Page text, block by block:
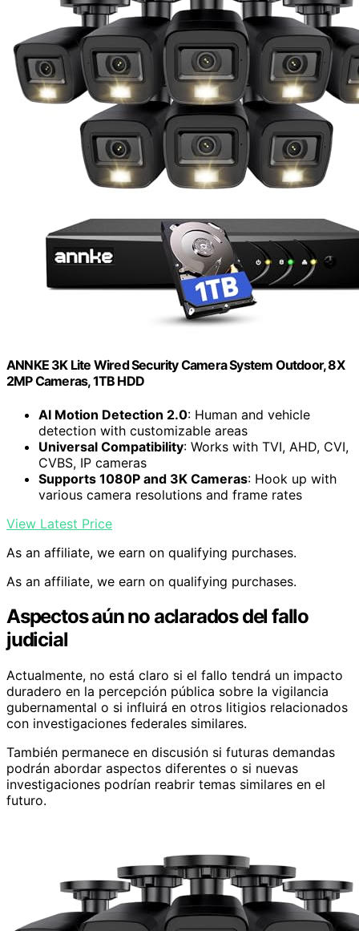
ANNKE 3K Lite Wired Security Camera System Outdoor, 8X
2MP Cameras, 1TB HDD
AI Motion Detection 2.0: Human and vehicle
detection with customizable areas
Universal Compatibility: Works with TVI, AHD, CVI,
CVBS, IP cameras
Supports 1080P and 3K Cameras: Hook up with
various camera resolutions and frame rates
View Latest Price
As an affiliate, we earn on qualifying purchases.
As an affiliate, we earn on qualifying purchases.
Aspectos aún no aclarados del fallo
judicial
Actualmente, no está claro si el fallo tendrá un impacto
duradero en la percepción pública sobre la vigilancia
gubernamental o si influirá en otros litigios relacionados
con investigaciones federales similares.
También permanece en discusión si futuras demandas
podrán abordar aspectos diferentes o si nuevas
investigaciones podrían reabrir temas similares en el
futuro.